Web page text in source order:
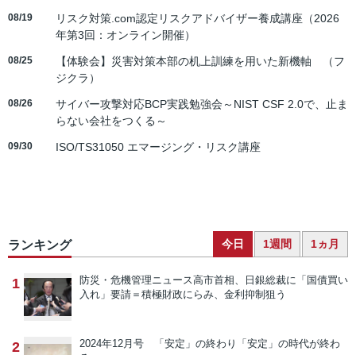
08/19
リスク対策.com認定リスクアドバイザー養成講座（2026
年第3回：オンライン開催）
08/25
【体験会】災害対策本部の机上訓練を用いた新機軸 （フ
ジクラ）
08/26
サイバー攻撃対応BCP実践勉強会～NIST CSF 2.0で、止ま
らない会社をつくる～
09/30 ISO/TS31050 エマージング・リスク講座
ランキング 今日 1週間 1ヵ月
1 防災・危機管理ニュース高市首相、日銀総裁に「国債買い
入れ」要請＝積極財政にらみ、金利抑制狙う
2 2024年12月号 「安定」の終わり
「安定」の時代が終わ